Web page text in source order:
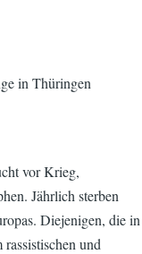
in Thüringen
vor Krieg,
Jährlich sterben
Diejenigen, die in
und